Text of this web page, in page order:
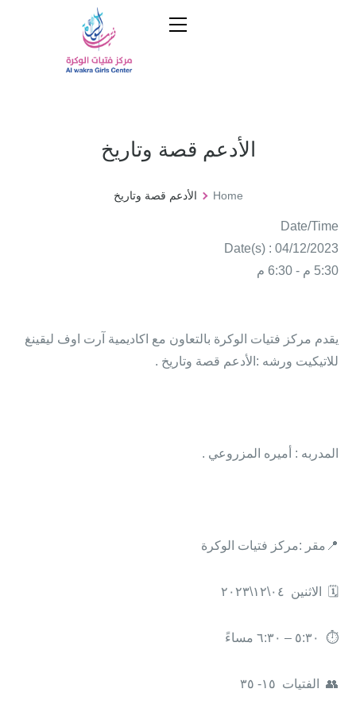
الأدعم قصة وتاريخ
Home الأدعم قصة وتاريخ
Date/Time
Date(s) : 04/12/2023
5:30 م - 6:30 م
يقدم مركز فتيات الوكرة بالتعاون مع اكاديمية آرت اوف ليقينغ
للاتيكيت ورشه :الأدعم قصة وتاريخ .
المدربه : أميره المزروعي .
📍مقر :مركز فتيات الوكرة
🗓 الاثنين ٠٤\١٢\٢٠٢٣
⏱ ٥:٣٠ – ٦:٣٠ مساءً
👥 الفتيات